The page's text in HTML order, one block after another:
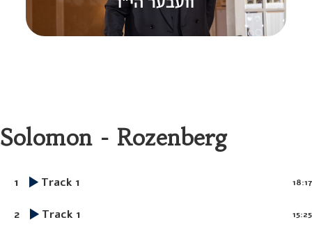
Solomon - Rozenberg
1 Track 1 18:17
2 Track 1 15:25